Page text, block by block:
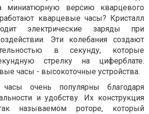
миниатюрную версию кварцевого
кварцевые часы? Кристалл
электрические заряды при
Эти колебания создают
в секунду, которые
стрелку на циферблате.
часы - высокоточные устройства.
часы очень популярны благодаря
и удобству. Их конструкция
называемом роторе, который